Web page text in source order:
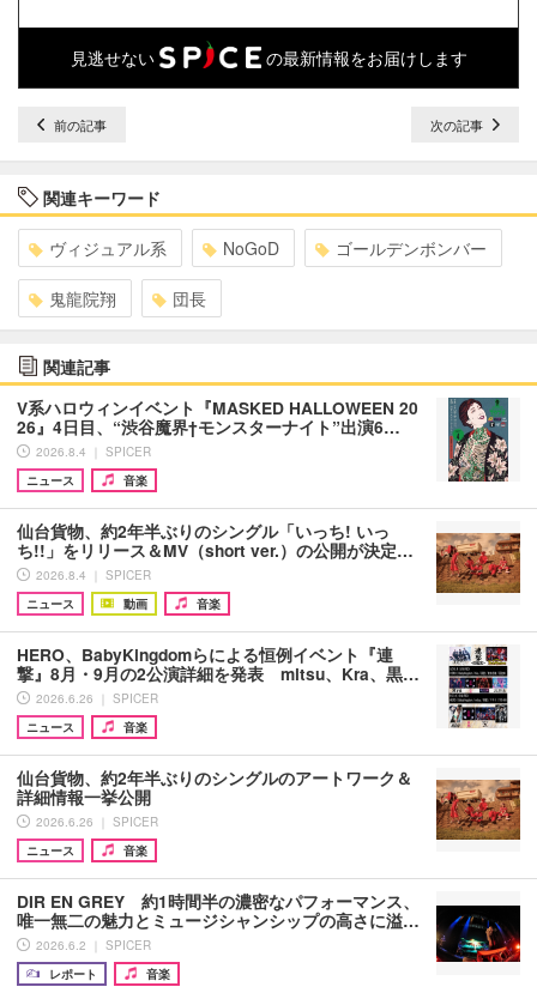
見逃せない の最新情報をお届けします
前の記事 次の記事
関連キーワード
ヴィジュアル系 NoGoD ゴールデンボンバー
鬼龍院翔 団長
関連記事
V系ハロウィンイベント『MASKED HALLOWEEN 20
26』4日目、“渋谷魔界†モンスターナイト”出演6…
2026.8.4 ｜ SPICER
ニュース
音楽
仙台貨物、約2年半ぶりのシングル「いっち! いっ
ち!!」をリリース＆MV（short ver.）の公開が決定…
2026.8.4 ｜ SPICER
ニュース
動画 音楽
HERO、BabyKingdomらによる恒例イベント『連
撃』8月・9月の2公演詳細を発表 mitsu、Kra、黒…
2026.6.26 ｜ SPICER
ニュース
音楽
仙台貨物、約2年半ぶりのシングルのアートワーク＆
詳細情報一挙公開
2026.6.26 ｜ SPICER
ニュース
音楽
DIR EN GREY 約1時間半の濃密なパフォーマンス、
唯一無二の魅力とミュージシャンシップの高さに溢…
2026.6.2 ｜ SPICER
レポート
音楽